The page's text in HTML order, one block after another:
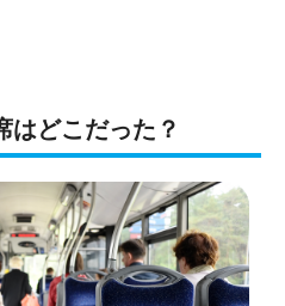
はどこだった？